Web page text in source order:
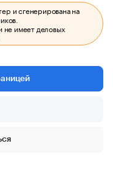
и сгенерирована на
не имеет деловых